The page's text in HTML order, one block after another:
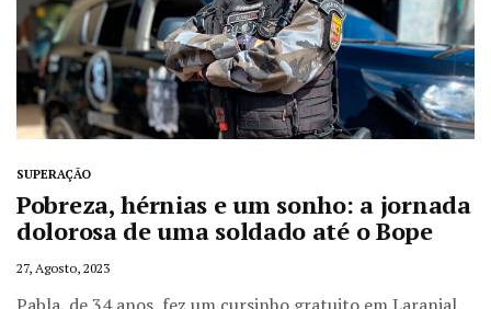
SUPERAÇÃO
Pobreza, hérnias e um sonho: a jornada
dolorosa de uma soldado até o Bope
27, Agosto, 2023